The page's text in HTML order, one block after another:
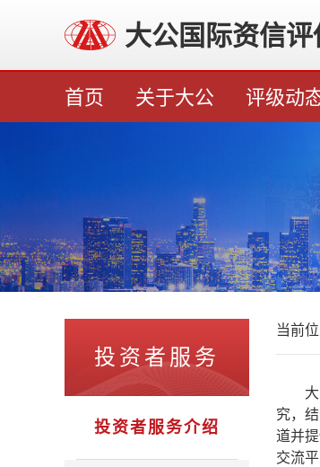
大公国际资信评
首页 关于大公 评级动
投资者服务
投资者服务介绍
当前位
究，
道并
交流